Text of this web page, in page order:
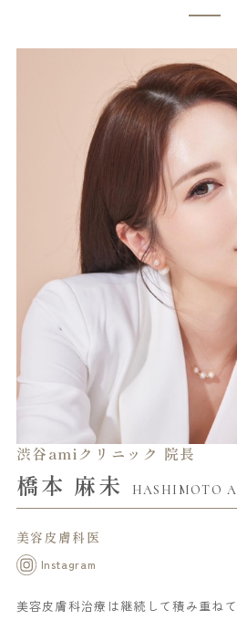
渋谷amiクリニック 院長
橋本 麻未 HASHIMOTO
美容皮膚科医
Instagram
美容皮膚科治療は継続して積み重ね